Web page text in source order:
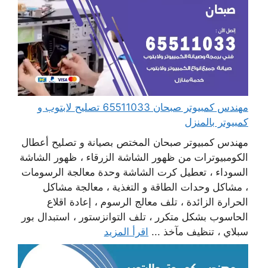
مهندس كمبيوتر صبحان 65511033 تصليح لابتوب و
كمبيوتر بالمنزل
مهندس كمبيوتر صبحان المختص بصيانة و تصليح أعطال
الكومبيوترات من ظهور الشاشة الزرقاء ، ظهور الشاشة
السوداء ، تعطيل كرت الشاشة وحدة معالجة الرسومات
، مشاكل وحدات الطاقة و التغذية ، معالجة مشاكل
الحرارة الزائدة ، تلف معالج الرسوم ، إعادة اقلاع
الحاسوب بشكل متكرر ، تلف التوانزستور ، استبدال بور
سبلاي ، تنظيف مآخذ ... اقرأ المزيد